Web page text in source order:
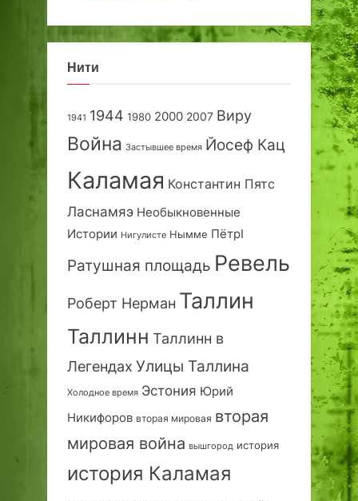
Нити
1941 1944 1980 2000 2007 Виру
Война Застывшее время Йосеф Кац
Каламая Константин Пятс
Ласнамяэ Необыкновенные
Истории Нигулисте Нымме ПётрI
Ратушная площадь Ревель
Роберт Нерман Таллин
Таллинн Таллинн в
Легендах Улицы Таллина
Холодное время Эстония Юрий
Никифоров вторая мировая вторая
мировая война вышгород история
история Каламая